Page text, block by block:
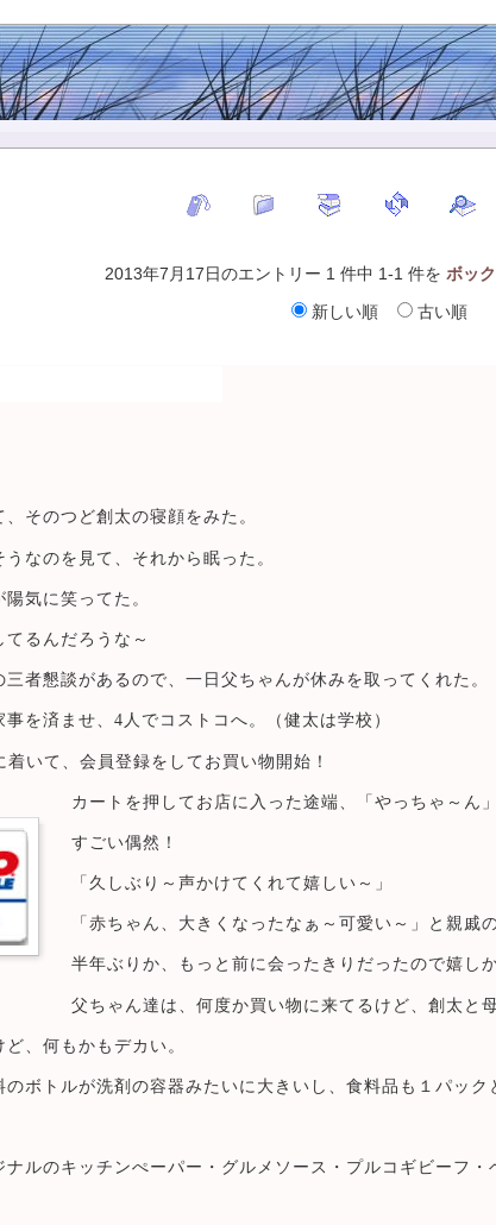
2013年7月17日のエントリー 1 件中 1-1 件を ボッ
新しい順
古い順
そのつど創太の寝顔をみた。
なのを見て、それから眠った。
気に笑ってた。
るんだろうな～
者懇談があるので、一日父ちゃんが休みを取ってくれた。
を済ませ、4人でコストコへ。（健太は学校）
いて、会員登録をしてお買い物開始！
カートを押してお店に入った途端、「やっちゃ～ん
すごい偶然！
「久しぶり～声かけてくれて嬉しい～」
「赤ちゃん、大きくなったなぁ～可愛い～」と親戚
半年ぶりか、もっと前に会ったきりだったので嬉しか
父ちゃん達は、何度か買い物に来てるけど、創太と
、何もかもデカい。
のボトルが洗剤の容器みたいに大きいし、食料品も１パッ
ルのキッチンぺーパー・グルメソース・プルコギビーフ